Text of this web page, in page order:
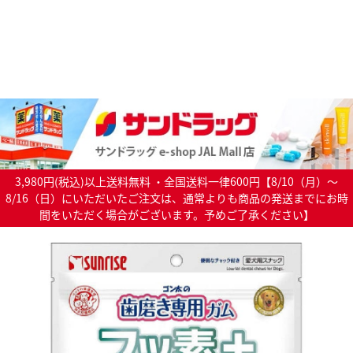
3,980円(税込)以上送料無料 ・全国送料一律600円【8/10（月）～
8/16（日）にいただいたご注文は、通常よりも商品の発送までにお時
間をいただく場合がございます。予めご了承ください】